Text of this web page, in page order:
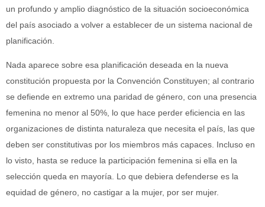
un profundo y amplio diagnóstico de la situación socioeconómica
del país asociado a volver a establecer de un sistema nacional de
planificación.
Nada aparece sobre esa planificación deseada en la nueva
constitución propuesta por la Convención Constituyen; al contrario
se defiende en extremo una paridad de género, con una presencia
femenina no menor al 50%, lo que hace perder eficiencia en las
organizaciones de distinta naturaleza que necesita el país, las que
deben ser constitutivas por los miembros más capaces. Incluso en
lo visto, hasta se reduce la participación femenina si ella en la
selección queda en mayoría. Lo que debiera defenderse es la
equidad de género, no castigar a la mujer, por ser mujer.